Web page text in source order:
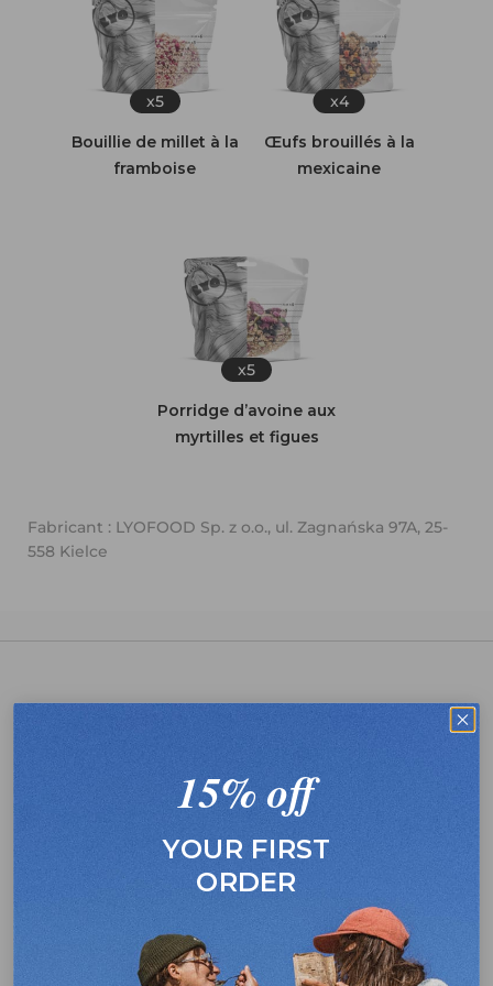
x5
Bouillie de millet à la
framboise
x4
Œufs brouillés à la
mexicaine
x5
Porridge d’avoine aux
myrtilles et figues
Fabricant : LYOFOOD Sp. z o.o., ul. Zagnańska 97A, 25-
558 Kielce
Délicieux
Larga vida útil Ultraligero
15% off
YOUR FIRST
ORDER